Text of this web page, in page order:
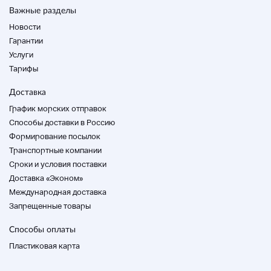
доставки рассчитывается из общего веса или
размера.
Плата в размере 60 выглядит следующим
Осака
Регион Кинки
Осака, Киото, Шига, Хёго, Нара, Япония
Хокурику, Токай, Сикоку, Китай
Aichi, Mie, Tokushima, Kagawa,,, Kochi,
Tottori, Shimane, Okayama, Hiroshima,
Важные разделы
Новости
Гарантии
Услуги
Тарифы
Доставка
График морских отправок
Способы доставки в Россию
Формирование посылок
Транспортные компании
Cроки и условия поставки
Доставка «Эконом»
Международная доставка
Запрещенные товары
Способы оплаты
Пластиковая карта